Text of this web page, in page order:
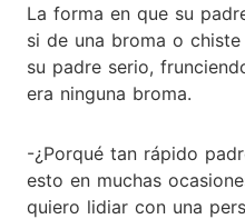
La forma en que su
si de una broma o
su padre serio,
era ninguna broma.
-¿Porqué tan rápido
esto en muchas
quiero lidiar con una